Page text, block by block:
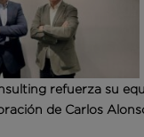
refuerza su
de Carlos